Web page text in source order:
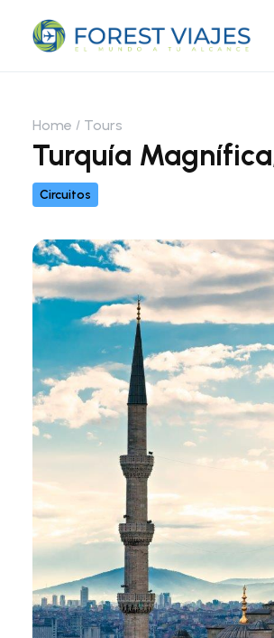
Home Tours
Turquía
Circuitos